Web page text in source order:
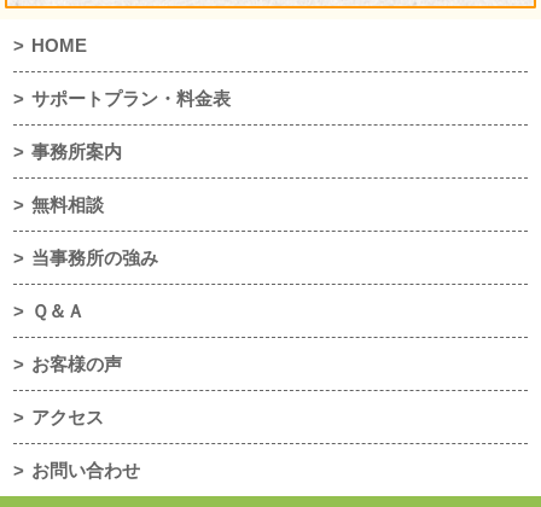
HOME
サポートプラン・料金表
事務所案内
無料相談
当事務所の強み
Ｑ＆Ａ
お客様の声
アクセス
お問い合わせ